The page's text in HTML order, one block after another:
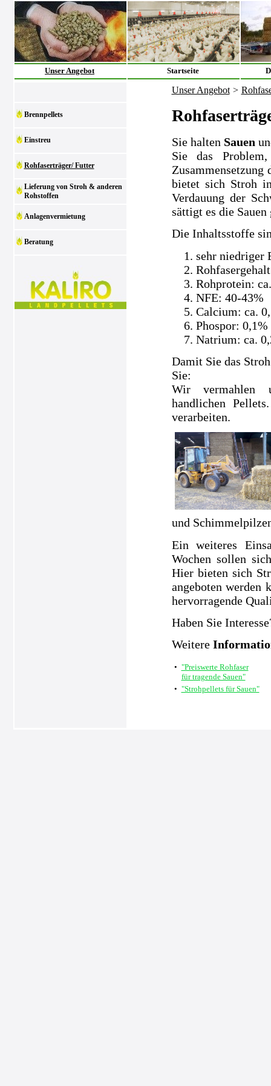
Unser Angebot Startseite
Brennpellets
Einstreu
Rohfaserträger/ Futter
Lieferung von Stroh & anderen
Rohstoffen
Anlagenvermietung
Beratung
Unser Angebot >
Sie halten Sauen
Sie das
bietet sich Stroh
Verdauung der
sättigt es die Sauen
Die Inhaltsstoffe
sehr niedriger
Rohprotein:
NFE: 40-43%
Calcium: ca.
Phospor: 0,1%
Natrium: ca.
Damit Sie das
Sie:
Wir vermahlen
handlichen
verarbeiten.
und
Ein weiteres
Wochen sollen
Hier bieten sich
angeboten werden
hervorragende
Haben Sie
Weitere
• "Preiswerte Rohfaser
für tragende Sauen"
• "Strohpellets für Sauen"